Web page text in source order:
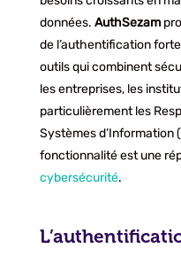
données. AuthSezam
de l’authentification
outils qui combinent
les entreprises, les
particulièrement les
Systèmes d’Information
fonctionnalité est une
cybersécurité.